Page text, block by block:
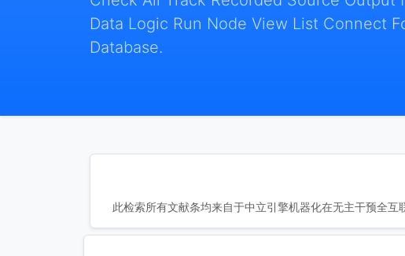
Data Logic Run Node View List Connect
Database.
此检索所有文献条均来自于中立引擎机器化在无主干预全